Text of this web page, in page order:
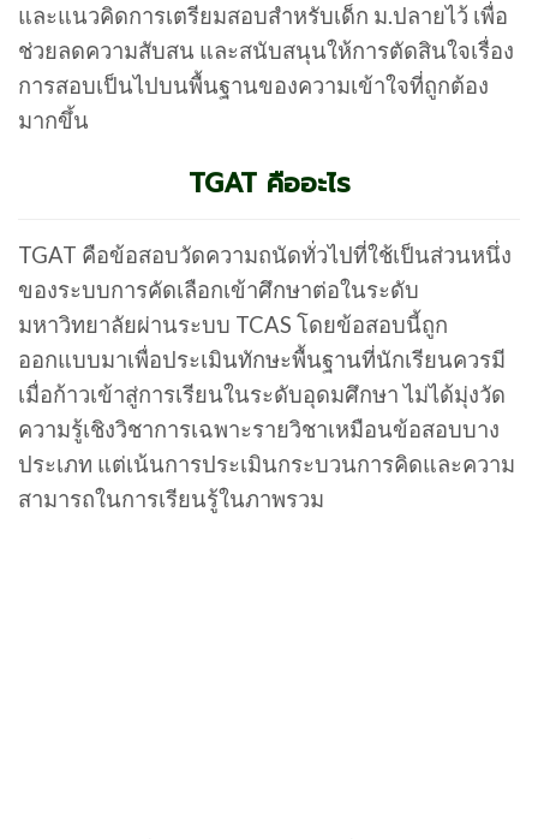
และแนวคิดการเตรียมสอบสำหรับเด็ก ม.ปลายไว้ เพื่อ
ช่วยลดความสับสน และสนับสนุนให้การตัดสินใจเรื่อง
การสอบเป็นไปบนพื้นฐานของความเข้าใจที่ถูกต้อง
มากขึ้น
TGAT คืออะไร
TGAT คือข้อสอบวัดความถนัดทั่วไปที่ใช้เป็นส่วนหนึ่ง
ของระบบการคัดเลือกเข้าศึกษาต่อในระดับ
มหาวิทยาลัยผ่านระบบ TCAS โดยข้อสอบนี้ถูก
ออกแบบมาเพื่อประเมินทักษะพื้นฐานที่นักเรียนควรมี
เมื่อก้าวเข้าสู่การเรียนในระดับอุดมศึกษา ไม่ได้มุ่งวัด
ความรู้เชิงวิชาการเฉพาะรายวิชาเหมือนข้อสอบบาง
ประเภท แต่เน้นการประเมินกระบวนการคิดและความ
สามารถในการเรียนรู้ในภาพรวม